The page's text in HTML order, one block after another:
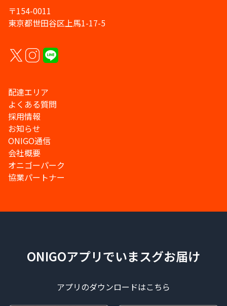
〒154-0011
東京都世田谷区上馬1-17-5
配達エリア
よくある質問
採用情報
お知らせ
ONIGO通信
会社概要
オニゴーパーク
協業パートナー
ONIGOアプリでいまスグお届け
アプリのダウンロードはこちら